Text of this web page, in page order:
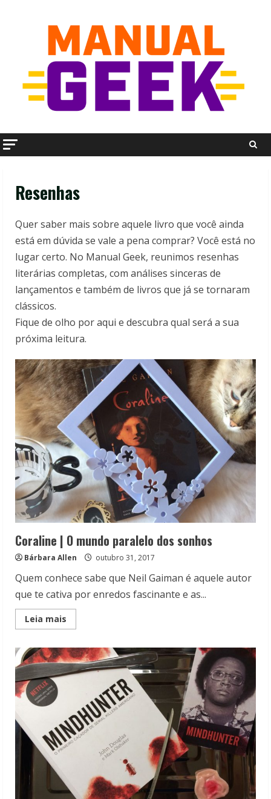
Resenhas
Quer saber mais sobre aquele livro que você ainda
está em dúvida se vale a pena comprar? Você está no
lugar certo. No Manual Geek, reunimos resenhas
literárias completas, com análises sinceras de
lançamentos e também de livros que já se tornaram
clássicos.
Fique de olho por aqui e descubra qual será a sua
próxima leitura.
Coraline | O mundo paralelo dos sonhos
Bárbara Allen outubro 31, 2017
Quem conhece sabe que Neil Gaiman é aquele autor
que te cativa por enredos fascinante e as...
Leia mais
more
|
O
mundo
paralelo
sonhos